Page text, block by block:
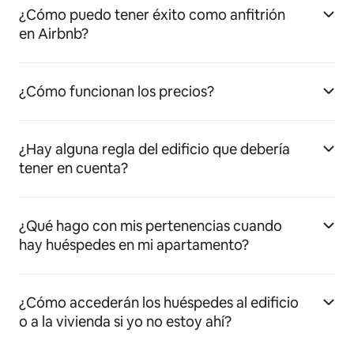
¿Cómo puedo tener éxito como anfitrión
en Airbnb?
¿Cómo funcionan los precios?
¿Hay alguna regla del edificio que debería
tener en cuenta?
¿Qué hago con mis pertenencias cuando
hay huéspedes en mi apartamento?
¿Cómo accederán los huéspedes al edificio
o a la vivienda si yo no estoy ahí?